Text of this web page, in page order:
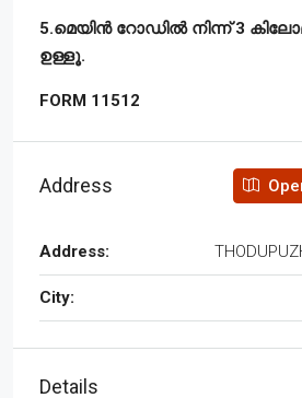
5.മെയിൻ റോഡിൽ നിന്ന് 3
ഉള്ളൂ.
FORM 11512
Address
Address:
City:
Details